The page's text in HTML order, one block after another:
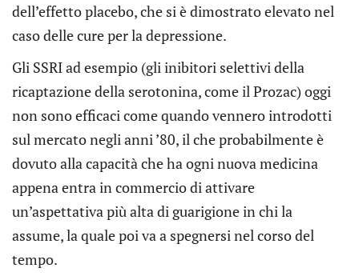
dell’effetto placebo, che si è dimostrato elevato nel
caso delle cure per la depressione.
Gli SSRI ad esempio (gli inibitori selettivi della
ricaptazione della serotonina, come il Prozac) oggi
non sono efficaci come quando vennero introdotti
sul mercato negli anni ’80, il che probabilmente è
dovuto alla capacità che ha ogni nuova medicina
appena entra in commercio di attivare
un’aspettativa più alta di guarigione in chi la
assume, la quale poi va a spegnersi nel corso del
tempo.